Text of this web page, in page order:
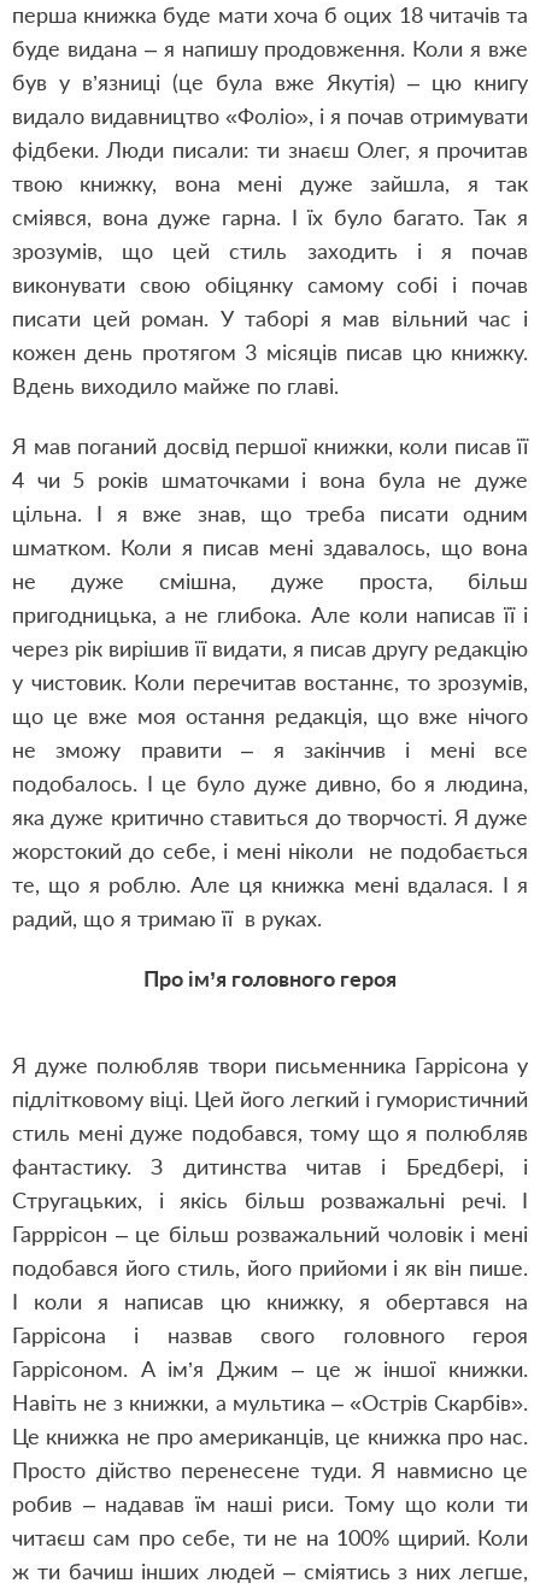
перша книжка буде мати хоча б оцих 18 читачів та
буде видана – я напишу продовження. Коли я вже
був у в’язниці (це була вже Якутія) – цю книгу
видало видавництво «Фоліо», і я почав отримувати
фідбеки. Люди писали: ти знаєш Олег, я прочитав
твою книжку, вона мені дуже зайшла, я так
сміявся, вона дуже гарна. І їх було багато. Так я
зрозумів, що цей стиль заходить і я почав
виконувати свою обіцянку самому собі і почав
писати цей роман. У таборі я мав вільний час і
кожен день протягом 3 місяців писав цю книжку.
Вдень виходило майже по главі.
Я мав поганий досвід першої книжки, коли писав її
4 чи 5 років шматочками і вона була не дуже
цільна. І я вже знав, що треба писати одним
шматком. Коли я писав мені здавалось, що вона
не дуже смішна, дуже проста, більш
пригодницька, а не глибока. Але коли написав її і
через рік вирішив її видати, я писав другу редакцію
у чистовик. Коли перечитав востаннє, то зрозумів,
що це вже моя остання редакція, що вже нічого
не зможу правити – я закінчив і мені все
подобалось. І це було дуже дивно, бо я людина,
яка дуже критично ставиться до творчості. Я дуже
жорстокий до себе, і мені ніколи не подобається
те, що я роблю. Але ця книжка мені вдалася. І я
радий, що я тримаю її в руках.
Про ім’я головного героя
Я дуже полюбляв твори письменника Гаррісона у
підлітковому віці. Цей його легкий і гумористичний
стиль мені дуже подобався, тому що я полюбляв
фантастику. З дитинства читав і Бредбері, і
Стругацьких, і якісь більш розважальні речі. І
Гарррісон – це більш розважальний чоловік і мені
подобався його стиль, його прийоми і як він пише.
І коли я написав цю книжку, я обертався на
Гаррісона і назвав свого головного героя
Гаррісоном. А ім’я Джим – це ж іншої книжки.
Навіть не з книжки, а мультика – «Острів Скарбів».
Це книжка не про американців, це книжка про нас.
Просто дійство перенесене туди. Я навмисно це
робив – надавав їм наші риси. Тому що коли ти
читаєш сам про себе, ти не на 100% щирий. Коли
ж ти бачиш інших людей – сміятись з них легше,